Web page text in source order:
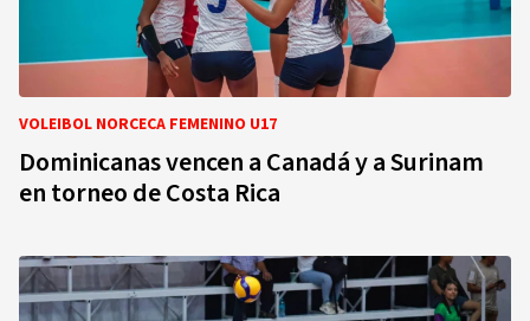
VOLEIBOL NORCECA FEMENINO U17
Dominicanas vencen a Canadá y a Surinam
en torneo de Costa Rica